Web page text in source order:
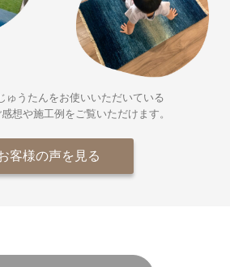
ゅうたんをお使いいただいている
想や施工例をご覧いただけます。
客様の声を見る